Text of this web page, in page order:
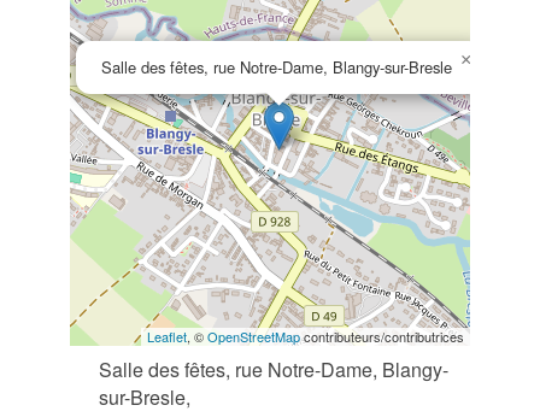
Salle des fêtes, rue Notre-Dame, Blangy-sur-Bresle ×
Leaflet, ©OpenStreetMapcontributeurs/contributrices
Salle des fêtes, rue Notre-Dame, Blangy-
sur-Bresle,